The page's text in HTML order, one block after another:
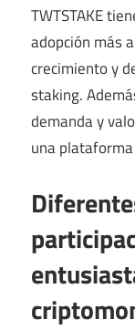
TWTSTAKE
adopción más
crecimiento y
staking.
demanda y
una